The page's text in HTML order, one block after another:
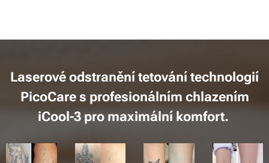
Laserové odstranění tetování technologií
PicoCare s profesionálním chlazením
iCool-3 pro maximální komfort.